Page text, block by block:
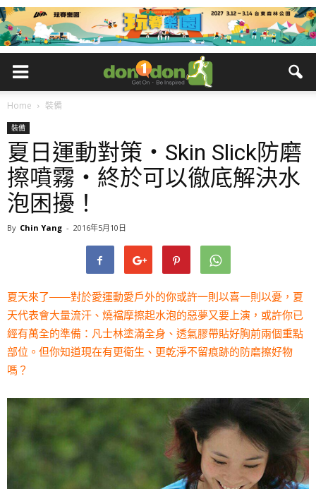
Home 裝備
裝備
夏日運動對策・Skin Slick防磨
擦噴霧・終於可以徹底解決水
泡困擾！
By Chin Yang - 2016年5月10日
夏天來了——對於愛運動愛戶外的你或許一則以喜一則以憂，夏
天代表會大量流汗、燒襠摩擦起水泡的惡夢又要上演，或許你已
經有萬全的準備：凡士林塗滿全身、透氣膠帶貼好胸前兩個重點
部位。但你知道現在有更衛生、更乾淨不留痕跡的防磨擦好物
嗎？